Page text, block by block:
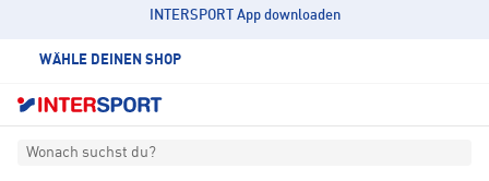
INTERSPORT App downloaden
WÄHLE DEINEN SHOP
Wonach suchst du?